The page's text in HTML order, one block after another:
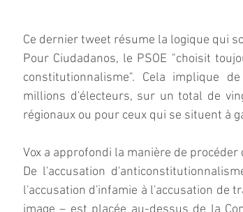
Ce dernier tweet résume la logique qui
Pour Ciudadanos, le PSOE "choisit
constitutionnalisme". Cela implique
millions d'électeurs, sur un total de
régionaux ou pour ceux qui se situent à
Vox a approfondi la manière de
De l'accusation
l'accusation d'infamie à l'accusation de